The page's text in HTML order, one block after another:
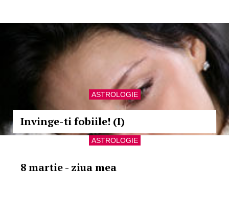
ASTROLOGIE
Invinge-ti fobiile! (I)
ASTROLOGIE
8 martie - ziua mea